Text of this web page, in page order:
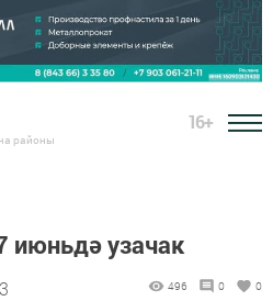
районы
16+
июньдә узачак
496 0 0